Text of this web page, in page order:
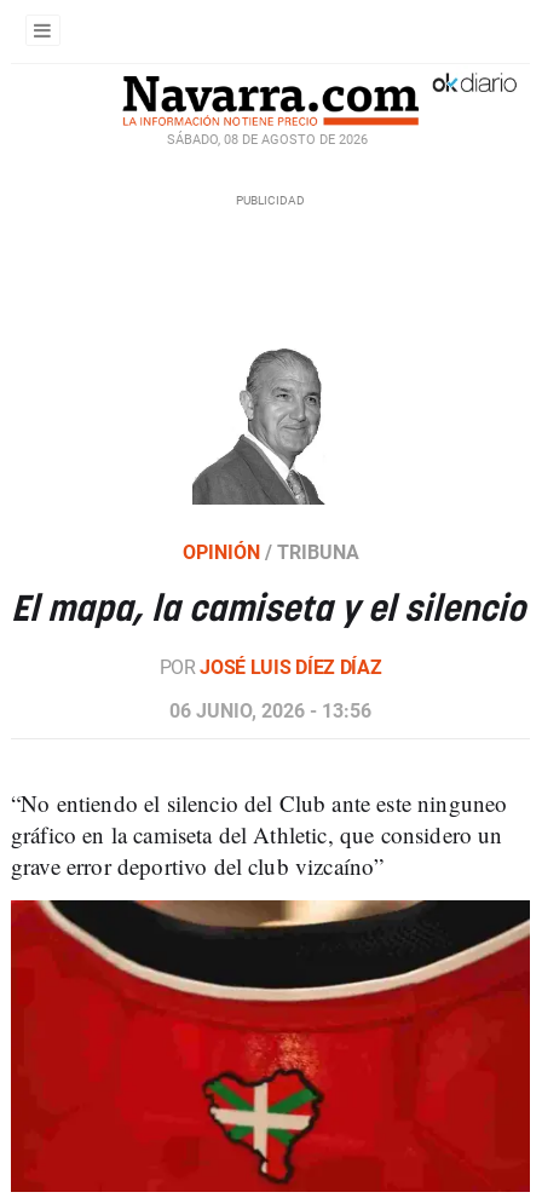
SÁBADO, 08 DE AGOSTO DE 2026
OPINIÓN / TRIBUNA
El mapa, la camiseta y el silencio
PORJOSÉ LUIS DÍEZ DÍAZ
06 JUNIO, 2026 - 13:56
“No entiendo el silencio del Club ante este ninguneo
gráfico en la camiseta del Athletic, que considero un
grave error deportivo del club vizcaíno”